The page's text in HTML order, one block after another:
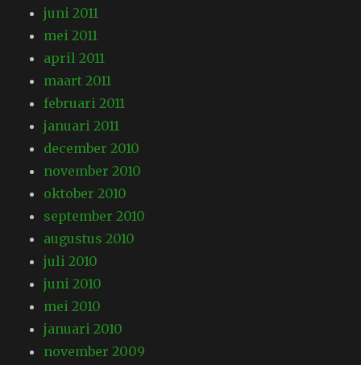
juni 2011
mei 2011
april 2011
maart 2011
februari 2011
januari 2011
december 2010
november 2010
oktober 2010
september 2010
augustus 2010
juli 2010
juni 2010
mei 2010
januari 2010
november 2009